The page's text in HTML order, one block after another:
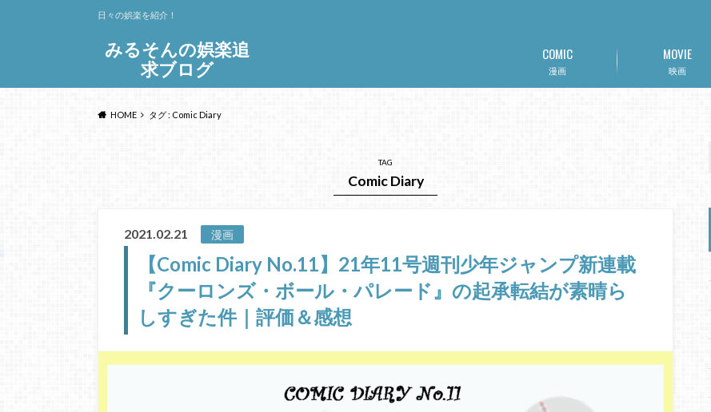
みるそんの娯楽追
求ブログ
日々の娯楽を紹介！
漫画
COMIC
映画
MOVIE
HOME タグ : Comic Diary
TAG
Comic Diary
2021.02.21 漫画
【Comic Diary No.11】21年11号週刊少年ジャンプ新連載
『クーロンズ・ボール・パレード』の起承転結が素晴ら
しすぎた件｜評価＆感想